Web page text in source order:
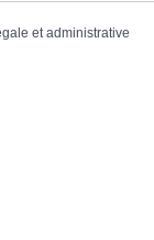
et administrative